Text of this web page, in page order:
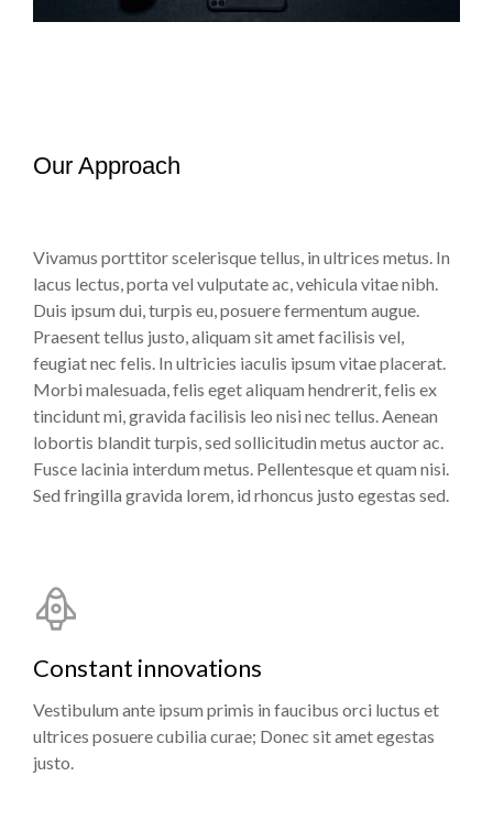
Our Approach
Vivamus porttitor scelerisque tellus, in ultrices metus. In
lacus lectus, porta vel vulputate ac, vehicula vitae nibh.
Duis ipsum dui, turpis eu, posuere fermentum augue.
Praesent tellus justo, aliquam sit amet facilisis vel,
feugiat nec felis. In ultricies iaculis ipsum vitae placerat.
Morbi malesuada, felis eget aliquam hendrerit, felis ex
tincidunt mi, gravida facilisis leo nisi nec tellus. Aenean
lobortis blandit turpis, sed sollicitudin metus auctor ac.
Fusce lacinia interdum metus. Pellentesque et quam nisi.
Sed fringilla gravida lorem, id rhoncus justo egestas sed.
Constant innovations
Vestibulum ante ipsum primis in faucibus orci luctus et
ultrices posuere cubilia curae; Donec sit amet egestas
justo.